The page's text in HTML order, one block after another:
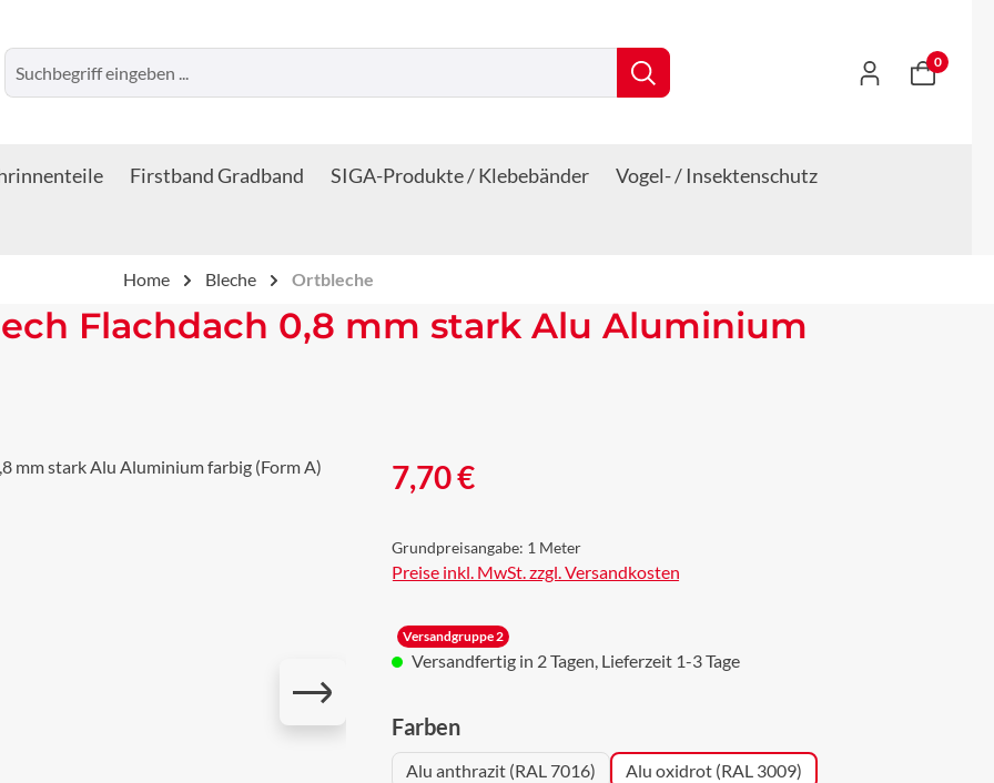
0
Firstband Gradband SIGA-Produkte / Klebebänder
Vogel- / Insektenschutz
Home Bleche Ortbleche
Flachdach 0,8 mm stark Alu Aluminium
Regulärer Preis:
7,70 €
Grundpreisangabe: 1 Meter
Preise inkl. MwSt. zzgl. Versandkosten
Versandgruppe 2
Versandfertig in 2 Tagen, Lieferzeit 1-3 Tage
Farbenauswählen
Alu anthrazit (RAL 7016)
Alu oxidrot (RAL 3009)